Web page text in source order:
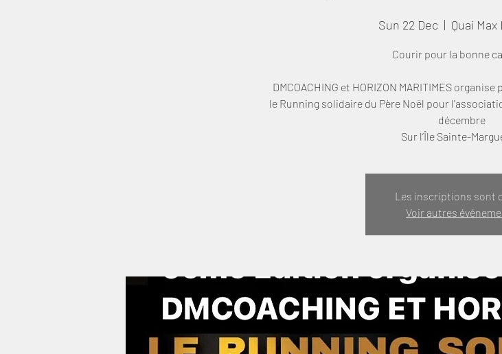
Sun 22 Dec
  |
Quai
Courir pour la bonne
DMCOACHING et HORIZON MARITIMES
le Running solidaire du Père Noël pour
décembre
Sur l’Île Sainte-
Les inscriptions sont
Voir autres